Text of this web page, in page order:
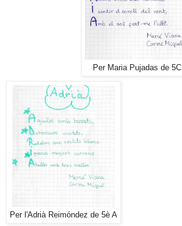
Per Maria Pujadas de 5C
Per l'Adrià Reimóndez de 5è A